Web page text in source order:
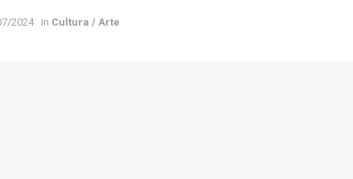
2024 in Cultura / Arte